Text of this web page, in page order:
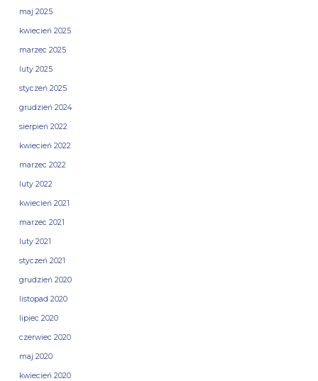
maj 2025
kwiecień 2025
marzec 2025
luty 2025
styczeń 2025
grudzień 2024
sierpień 2022
kwiecień 2022
marzec 2022
luty 2022
kwiecień 2021
marzec 2021
luty 2021
styczeń 2021
grudzień 2020
listopad 2020
lipiec 2020
czerwiec 2020
maj 2020
kwiecień 2020